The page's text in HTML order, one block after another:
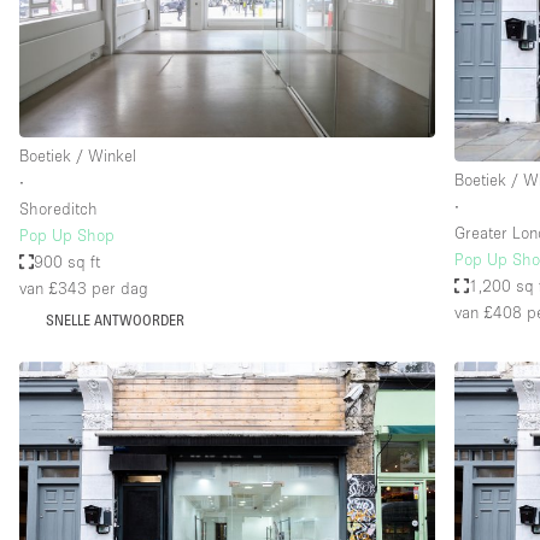
Salon
Vergaderruimte
Winkel delen
Concierge
Dakterras
Elektriciteit
Grote entree
Boetiek / Winkel
∙
Shoreditch
Pop Up Shop
900 sq ft
van £343 per dag
SNELLE ANTWOORDER
Boetiek /
∙
Greater
Pop Up
1,200 sq
van £408